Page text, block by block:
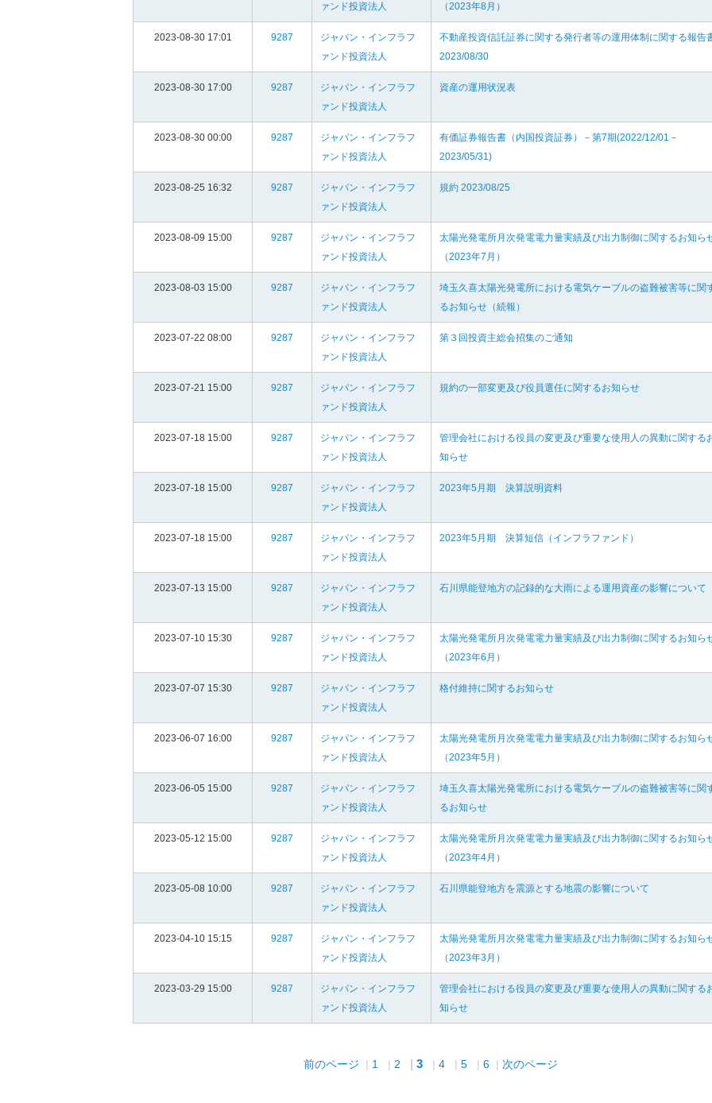
ァンド投資法人
（2023年8月）
2023-08-30 17:01 9287
ジャパン・インフラフ
ァンド投資法人
不動産投資信託証券に関する発行者等の運用体制に関する報告
2023/08/30
2023-08-30 17:00 9287
ジャパン・インフラフ
ァンド投資法人
資産の運用状況表
2023-08-30 00:00 9287
ジャパン・インフラフ
ァンド投資法人
有価証券報告書（内国投資証券）－第7期(2022/12/01－
2023/05/31)
2023-08-25 16:32 9287
ジャパン・インフラフ
ァンド投資法人
規約 2023/08/25
2023-08-09 15:00 9287
ジャパン・インフラフ
ァンド投資法人
太陽光発電所月次発電電力量実績及び出力制御に関するお知ら
（2023年7月）
2023-08-03 15:00 9287
ジャパン・インフラフ
ァンド投資法人
埼玉久喜太陽光発電所における電気ケーブルの盗難被害等に関
るお知らせ（続報）
2023-07-22 08:00 9287
ジャパン・インフラフ
ァンド投資法人
第３回投資主総会招集のご通知
2023-07-21 15:00 9287
ジャパン・インフラフ
ァンド投資法人
規約の一部変更及び役員選任に関するお知らせ
2023-07-18 15:00 9287
ジャパン・インフラフ
ァンド投資法人
管理会社における役員の変更及び重要な使用人の異動に関する
知らせ
2023-07-18 15:00 9287
ジャパン・インフラフ
ァンド投資法人
2023年5月期 決算説明資料
2023-07-18 15:00 9287
ジャパン・インフラフ
ァンド投資法人
2023年5月期 決算短信（インフラファンド）
2023-07-13 15:00 9287
ジャパン・インフラフ
ァンド投資法人
石川県能登地方の記録的な大雨による運用資産の影響について
2023-07-10 15:30 9287
ジャパン・インフラフ
ァンド投資法人
太陽光発電所月次発電電力量実績及び出力制御に関するお知ら
（2023年6月）
2023-07-07 15:30 9287
ジャパン・インフラフ
ァンド投資法人
格付維持に関するお知らせ
2023-06-07 16:00 9287
ジャパン・インフラフ
ァンド投資法人
太陽光発電所月次発電電力量実績及び出力制御に関するお知ら
（2023年5月）
2023-06-05 15:00 9287
ジャパン・インフラフ
ァンド投資法人
埼玉久喜太陽光発電所における電気ケーブルの盗難被害等に関
るお知らせ
2023-05-12 15:00 9287
ジャパン・インフラフ
ァンド投資法人
太陽光発電所月次発電電力量実績及び出力制御に関するお知ら
（2023年4月）
2023-05-08 10:00 9287
ジャパン・インフラフ
ァンド投資法人
石川県能登地方を震源とする地震の影響について
2023-04-10 15:15 9287
ジャパン・インフラフ
ァンド投資法人
太陽光発電所月次発電電力量実績及び出力制御に関するお知ら
（2023年3月）
2023-03-29 15:00 9287
ジャパン・インフラフ
ァンド投資法人
管理会社における役員の変更及び重要な使用人の異動に関する
知らせ
前のページ 1 2 3 4 5 6 次のページ